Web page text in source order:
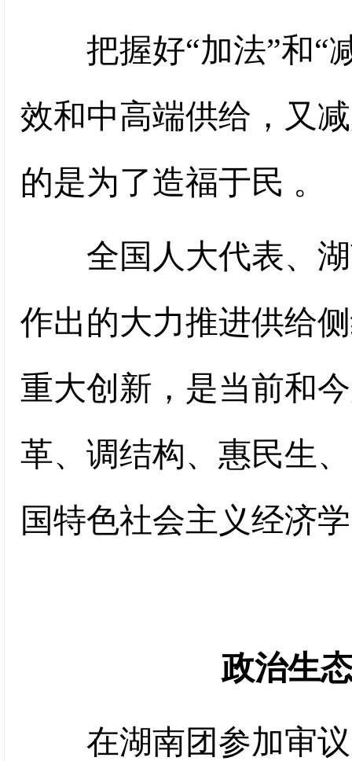
把握好“加法”和“
效和中高端供给，又
的是为了造福于民 。
全国人大代表、湖
作出的大力推进供给
重大创新，是当前和
革、调结构、惠民生
国特色社会主义经济
政治生
在湖南团参加审议